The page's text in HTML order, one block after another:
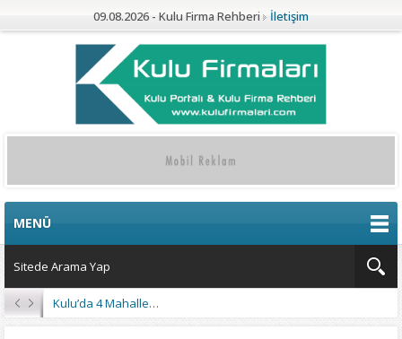
09.08.2026 - Kulu Firma Rehberi İletişim
MENÜ
Kulu’da 4 Mahalleye Yangın Söndürme Tankeri